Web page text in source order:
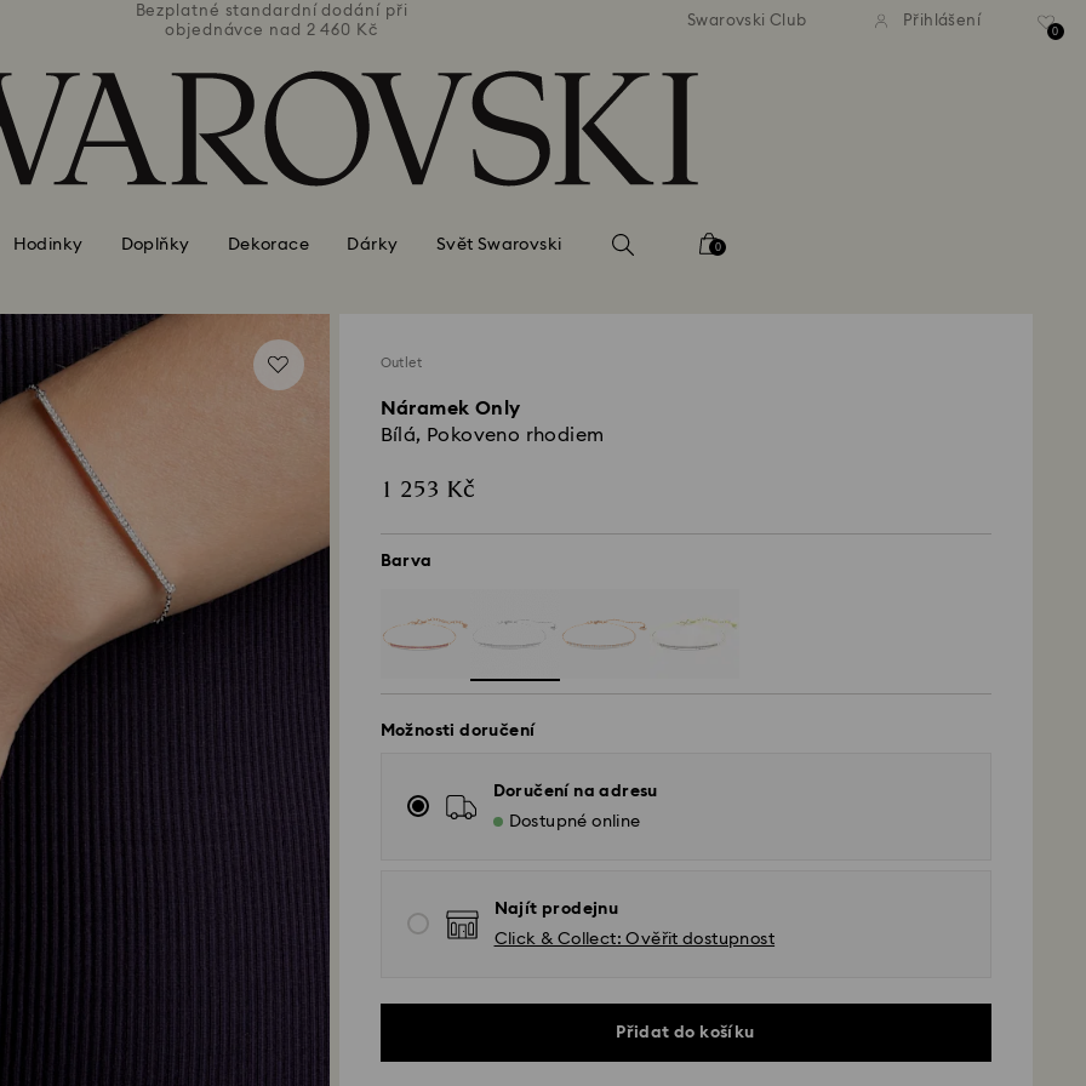
Bezplatné standardní dodání při
objednávce nad 2 460 Kč
Bezplatné standardní dodání při
objednávce nad 2 460 Kč
Bezplatné standardní
objednávce nad 2 460
Swarovski Club Přihlášení
0
Hodinky Doplňky Dekorace Dárky Svět Swarovski 0
Outlet
Náramek Only
Bílá, Pokoveno rhodiem
1 253 Kč
Barva
Možnosti doručení
Doručení na adresu
Dostupné online
Najít prodejnu
Click & Collect: Ověřit dostupnost
Přidat do košíku